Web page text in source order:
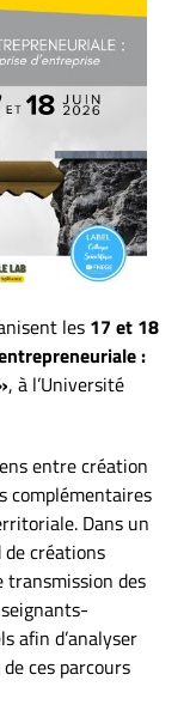
les 17 et 18
:
, à l’Université
entre création
complémentaires
Dans un
créations
transmission des
afin d’analyser
ces parcours